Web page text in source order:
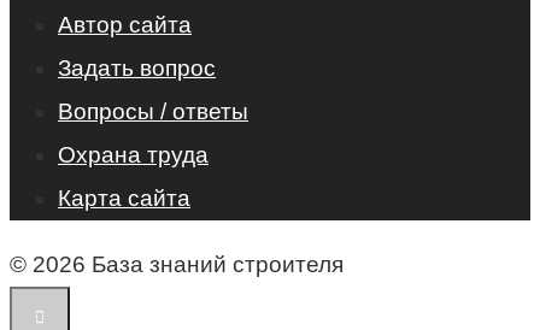
Автор сайта
Задать вопрос
Вопросы / ответы
Охрана труда
Карта сайта
© 2026 База знаний строителя